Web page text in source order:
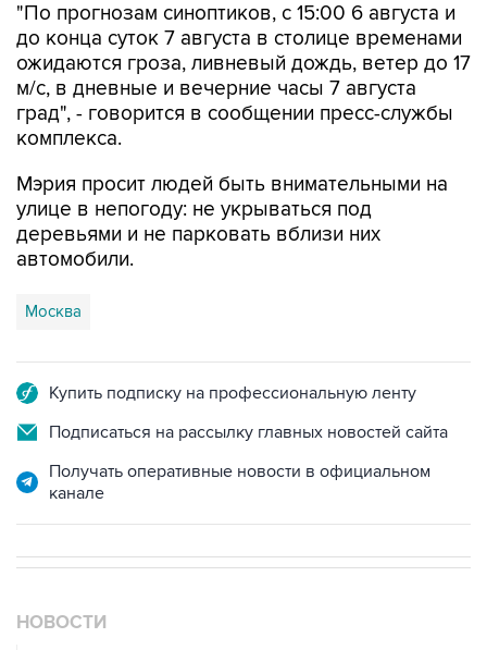
"По прогнозам синоптиков, с 15:00 6 августа и
до конца суток 7 августа в столице временами
ожидаются гроза, ливневый дождь, ветер до 17
м/с, в дневные и вечерние часы 7 августа
град", - говорится в сообщении пресс-службы
комплекса.
Мэрия просит людей быть внимательными на
улице в непогоду: не укрываться под
деревьями и не парковать вблизи них
автомобили.
Москва
Купить подписку на профессиональную ленту
Подписаться на рассылку главных новостей сайта
Получать оперативные новости в официальном
канале
НОВОСТИ